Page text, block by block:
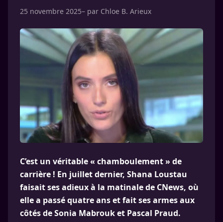
25 novembre 2025– par Chloe B. Arieux
C’est un véritable « chamboulement » de
carrière ! En juillet dernier, Shana Loustau
faisait ses adieux à la matinale de CNews, où
elle a passé quatre ans et fait ses armes aux
côtés de Sonia Mabrouk et Pascal Praud.